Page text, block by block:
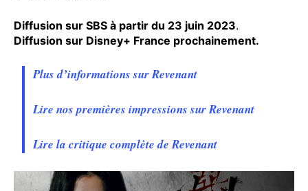
Diffusion sur SBS à partir du 23 juin 2023.
Diffusion sur Disney+ France prochainement.
Plus d’informations sur Revenant
Lire nos premières impressions sur Revenant
Lire la critique complète de Revenant